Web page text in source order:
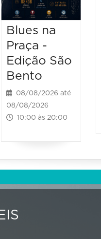
Blues na
Praça -
Edição São
Bento
08/08/2026 até
08/08/2026
10:00 às 20:00